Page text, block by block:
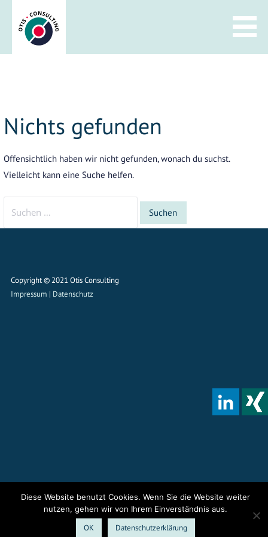
Inhalt
springen
Nichts gefunden
Offensichtlich haben wir nicht gefunden, wonach du suchst.
Vielleicht kann eine Suche helfen.
Copyright © 2021 Otis Consulting
Impressum | Datenschutz
Diese Website benutzt Cookies. Wenn Sie die Website weiter
nutzen, gehen wir von Ihrem Einverständnis aus.
OK Datenschutzerklärung